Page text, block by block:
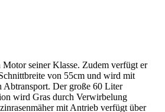
seiner Klasse. Zudem verfügt er
von 55cm und wird mit
Abtransport. Der große 60 Liter
wird Gras durch Verwirbelung
mit Antrieb verfügt über